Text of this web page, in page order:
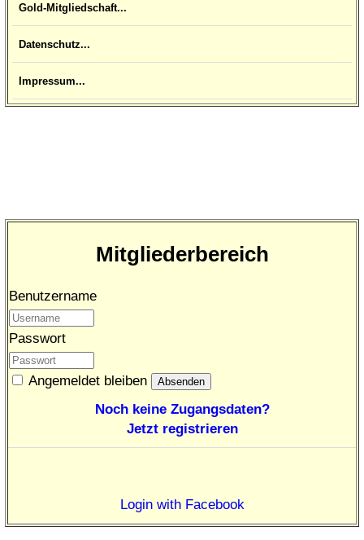
Gold-Mitgliedschaft...
Datenschutz...
Impressum...
Mitgliederbereich
Benutzername
Passwort
Angemeldet bleiben
Noch keine Zugangsdaten?
Jetzt registrieren
Login with Facebook